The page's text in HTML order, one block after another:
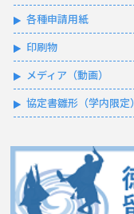
各種申請用紙
印刷物
メディア（動画）
協定書雛形（学内限定）